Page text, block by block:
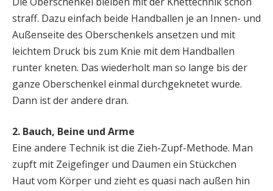
straff. Dazu einfach beide Handballen je an Innen- und
Außenseite des Oberschenkels ansetzen und mit
leichtem Druck bis zum Knie mit dem Handballen
runter kneten. Das wiederholt man so lange bis der
ganze Oberschenkel einmal durchgeknetet wurde.
Dann ist der andere dran.
2. Bauch, Beine und Arme
Eine andere Technik ist die Zieh-Zupf-Methode. Man
zupft mit Zeigefinger und Daumen ein Stückchen
Haut vom Körper und zieht es quasi nach außen hin